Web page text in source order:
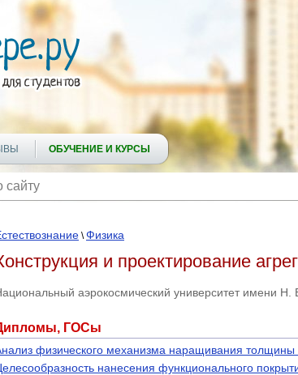
ОБУЧЕНИЕ И КУРСЫ
\Физика
и проектирование
аэрокосмический университет имени Н.
ГОСы
физического механизма наращивания толщины
нанесения функционального